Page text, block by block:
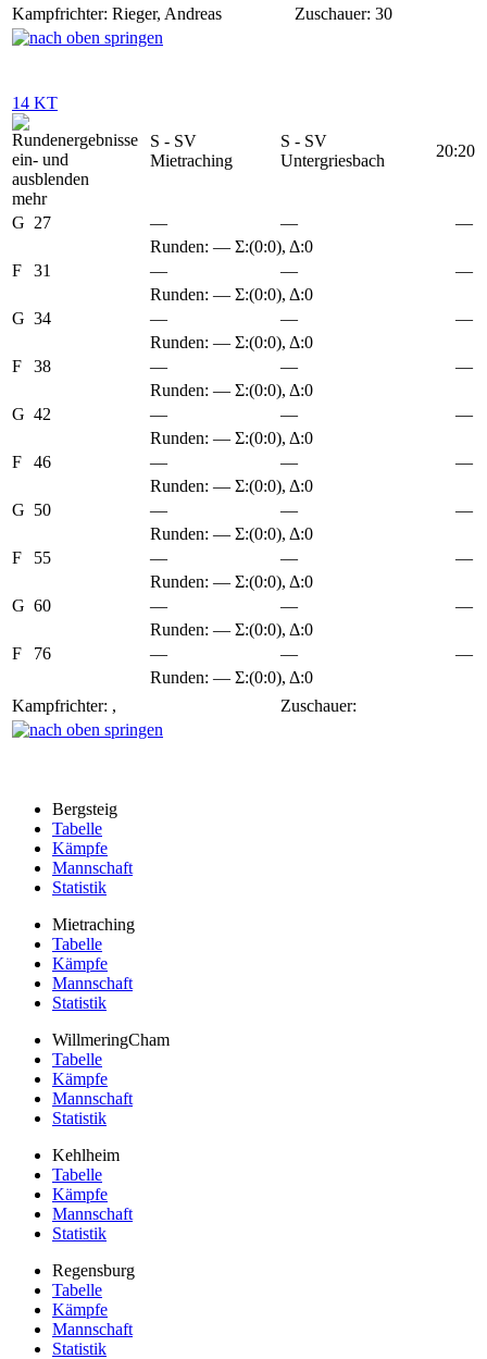
Kampfrichter: Rieger, Andreas
Zuschauer: 30
14 KT
mehr
S - SV
Mietraching
S - SV
Untergriesbach
20:20
G 27 — —
—
Runden: — Σ:(0:0), Δ:0
F
31 — —
—
Runden: — Σ:(0:0), Δ:0
G 34 — —
—
Runden: — Σ:(0:0), Δ:0
F
38 — —
—
Runden: — Σ:(0:0), Δ:0
G 42 — —
—
Runden: — Σ:(0:0), Δ:0
F
46 — —
—
Runden: — Σ:(0:0), Δ:0
G 50 — —
—
Runden: — Σ:(0:0), Δ:0
F
55 — —
—
Runden: — Σ:(0:0), Δ:0
G 60 — —
—
Runden: — Σ:(0:0), Δ:0
F
76 — —
—
Runden: — Σ:(0:0), Δ:0
Kampfrichter: ,
Zuschauer:
Bergsteig
Tabelle
Kämpfe
Mannschaft
Statistik
Mietraching
Tabelle
Kämpfe
Mannschaft
Statistik
WillmeringCham
Tabelle
Kämpfe
Mannschaft
Statistik
Kehlheim
Tabelle
Kämpfe
Mannschaft
Statistik
Regensburg
Tabelle
Kämpfe
Mannschaft
Statistik